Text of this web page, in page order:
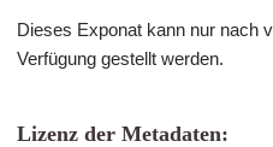
Dieses Exponat kann nur nach
Verfügung gestellt werden.
Lizenz der Metadaten: